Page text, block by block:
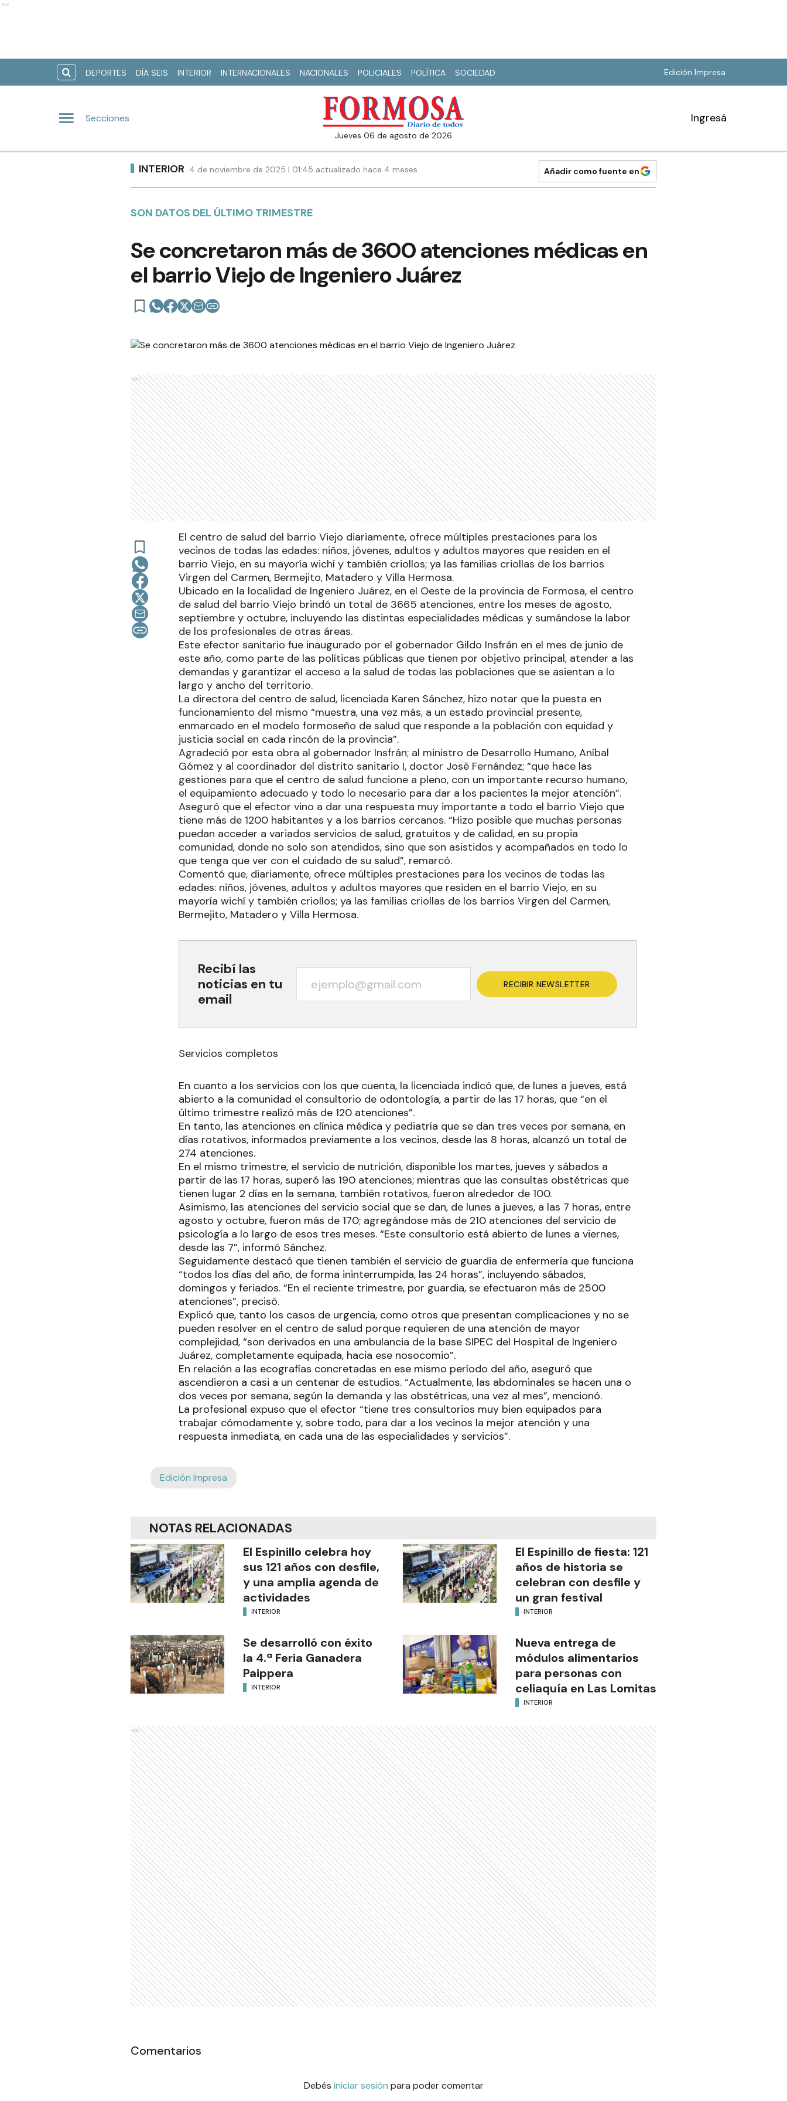
Ads
DEPORTES DÍA SEIS INTERIOR INTERNACIONALES NACIONALES POLICIALES POLÍTICA SOCIEDAD Edición Impresa
Secciones
jueves 06 de agosto de 2026
Ingresá
INTERIOR 4 de noviembre de 2025 | 01:45 actualizado hace 4 meses Añadir como fuente en
SON DATOS DEL ÚLTIMO TRIMESTRE
Se concretaron más de 3600 atenciones médicas en
el barrio Viejo de Ingeniero Juárez
Ads
El centro de salud del barrio Viejo diariamente, ofrece múltiples prestaciones para los
vecinos de todas las edades: niños, jóvenes, adultos y adultos mayores que residen en el
barrio Viejo, en su mayoría wichí y también criollos; ya las familias criollas de los barrios
Virgen del Carmen, Bermejito, Matadero y Villa Hermosa.
Ubicado en la localidad de Ingeniero Juárez, en el Oeste de la provincia de Formosa, el centro
de salud del barrio Viejo brindó un total de 3665 atenciones, entre los meses de agosto,
septiembre y octubre, incluyendo las distintas especialidades médicas y sumándose la labor
de los profesionales de otras áreas.
Este efector sanitario fue inaugurado por el gobernador Gildo Insfrán en el mes de junio de
este año, como parte de las políticas públicas que tienen por objetivo principal, atender a las
demandas y garantizar el acceso a la salud de todas las poblaciones que se asientan a lo
largo y ancho del territorio.
La directora del centro de salud, licenciada Karen Sánchez, hizo notar que la puesta en
funcionamiento del mismo “muestra, una vez más, a un estado provincial presente,
enmarcado en el modelo formoseño de salud que responde a la población con equidad y
justicia social en cada rincón de la provincia”.
Agradeció por esta obra al gobernador Insfrán; al ministro de Desarrollo Humano, Aníbal
Gómez y al coordinador del distrito sanitario I, doctor José Fernández; “que hace las
gestiones para que el centro de salud funcione a pleno, con un importante recurso humano,
el equipamiento adecuado y todo lo necesario para dar a los pacientes la mejor atención”.
Aseguró que el efector vino a dar una respuesta muy importante a todo el barrio Viejo que
tiene más de 1200 habitantes y a los barrios cercanos. “Hizo posible que muchas personas
puedan acceder a variados servicios de salud, gratuitos y de calidad, en su propia
comunidad, donde no solo son atendidos, sino que son asistidos y acompañados en todo lo
que tenga que ver con el cuidado de su salud”, remarcó.
Comentó que, diariamente, ofrece múltiples prestaciones para los vecinos de todas las
edades: niños, jóvenes, adultos y adultos mayores que residen en el barrio Viejo, en su
mayoría wichí y también criollos; ya las familias criollas de los barrios Virgen del Carmen,
Bermejito, Matadero y Villa Hermosa.
Recibí las
noticias en tu
email
RECIBIR NEWSLETTER
Servicios completos
En cuanto a los servicios con los que cuenta, la licenciada indicó que, de lunes a jueves, está
abierto a la comunidad el consultorio de odontología, a partir de las 17 horas, que “en el
último trimestre realizó más de 120 atenciones”.
En tanto, las atenciones en clínica médica y pediatría que se dan tres veces por semana, en
días rotativos, informados previamente a los vecinos, desde las 8 horas, alcanzó un total de
274 atenciones.
En el mismo trimestre, el servicio de nutrición, disponible los martes, jueves y sábados a
partir de las 17 horas, superó las 190 atenciones; mientras que las consultas obstétricas que
tienen lugar 2 días en la semana, también rotativos, fueron alrededor de 100.
Asimismo, las atenciones del servicio social que se dan, de lunes a jueves, a las 7 horas, entre
agosto y octubre, fueron más de 170; agregándose más de 210 atenciones del servicio de
psicología a lo largo de esos tres meses. “Este consultorio está abierto de lunes a viernes,
desde las 7”, informó Sánchez.
Seguidamente destacó que tienen también el servicio de guardia de enfermería que funciona
“todos los días del año, de forma ininterrumpida, las 24 horas”, incluyendo sábados,
domingos y feriados. “En el reciente trimestre, por guardia, se efectuaron más de 2500
atenciones”, precisó.
Explicó que, tanto los casos de urgencia, como otros que presentan complicaciones y no se
pueden resolver en el centro de salud porque requieren de una atención de mayor
complejidad, “son derivados en una ambulancia de la base SIPEC del Hospital de Ingeniero
Juárez, completamente equipada, hacia ese nosocomio”.
En relación a las ecografías concretadas en ese mismo período del año, aseguró que
ascendieron a casi a un centenar de estudios. “Actualmente, las abdominales se hacen una o
dos veces por semana, según la demanda y las obstétricas, una vez al mes”, mencionó.
La profesional expuso que el efector “tiene tres consultorios muy bien equipados para
trabajar cómodamente y, sobre todo, para dar a los vecinos la mejor atención y una
respuesta inmediata, en cada una de las especialidades y servicios”.
Edición Impresa
NOTAS RELACIONADAS
El Espinillo celebra hoy
sus 121 años con desfile,
y una amplia agenda de
actividades
INTERIOR
El Espinillo de fiesta: 121
años de historia se
celebran con desfile y
un gran festival
INTERIOR
Se desarrolló con éxito
la 4.ª Feria Ganadera
Paippera
INTERIOR
Nueva entrega de
módulos alimentarios
para personas con
celiaquía en Las Lomitas
INTERIOR
Ads
Comentarios
Debés iniciar sesión para poder comentar